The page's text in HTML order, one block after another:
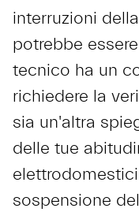
interruzioni
potrebbe
tecnico ha un
richiedere la
sia un'altra
delle tue
sospensione